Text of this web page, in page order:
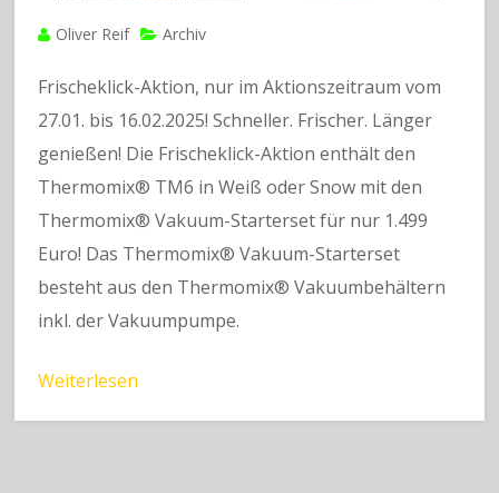
Oliver Reif Archiv
Frischeklick-Aktion, nur im Aktionszeitraum vom
27.01. bis 16.02.2025! Schneller. Frischer. Länger
genießen! Die Frischeklick-Aktion enthält den
Thermomix® TM6 in Weiß oder Snow mit den
Thermomix® Vakuum-Starterset für nur 1.499
Euro! Das Thermomix® Vakuum-Starterset
besteht aus den Thermomix® Vakuumbehältern
inkl. der Vakuumpumpe.
Weiterlesen